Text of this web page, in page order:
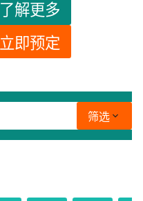
了解更多
立即预定
筛选